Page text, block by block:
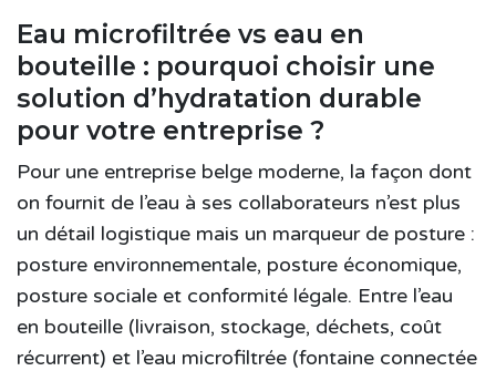
Eau microfiltrée vs eau en
bouteille : pourquoi choisir une
solution d’hydratation durable
pour votre entreprise ?
Pour une entreprise belge moderne, la façon dont
on fournit de l’eau à ses collaborateurs n’est plus
un détail logistique mais un marqueur de posture :
posture environnementale, posture économique,
posture sociale et conformité légale. Entre l’eau
en bouteille (livraison, stockage, déchets, coût
récurrent) et l’eau microfiltrée (fontaine connectée